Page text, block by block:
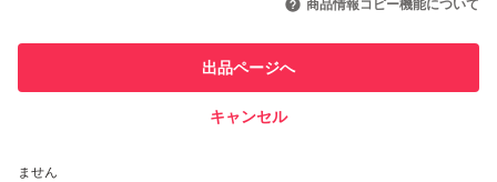
での取引実績があります
ません
商品情報コピー機能について
出品ページへ
キャンセル